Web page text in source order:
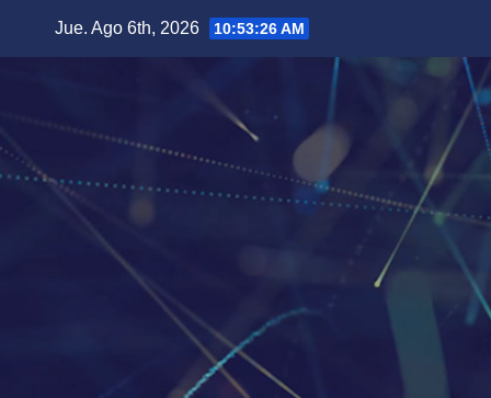
Jue. Ago 6th, 2026 10:53:27 AM